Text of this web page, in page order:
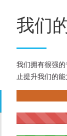
我们
我们拥有很强
止提升我们的能